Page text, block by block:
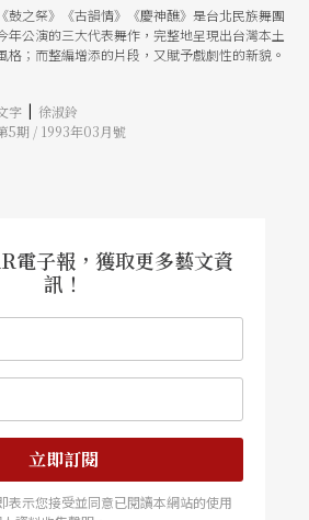
《鼓之祭》《古韻情》《慶神醮》是台北民族舞團
年公演的三大代表舞作，完整地呈現出台灣本土
格；而整編增添的片段，又賦予戲劇性的新貌。
字 | 徐淑鈴
5期 / 1993年03月號
電子報，獲取更多藝文資
訊！
立即訂閱
表示您接受並同意已閱讀本網站的使用